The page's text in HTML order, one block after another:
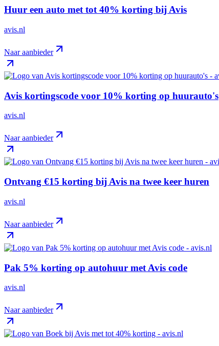
Huur een auto met tot 40% korting bij Avis
avis.nl
Naar aanbieder
Avis kortingscode voor 10% korting op huurauto's
avis.nl
Naar aanbieder
Ontvang €15 korting bij Avis na twee keer huren
avis.nl
Naar aanbieder
Pak 5% korting op autohuur met Avis code
avis.nl
Naar aanbieder